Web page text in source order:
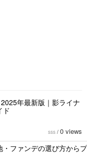
年最新版｜影ライナ
ド
sss / 0 views
ファンデの選び方からプ